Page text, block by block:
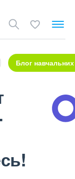
Блог навчальних